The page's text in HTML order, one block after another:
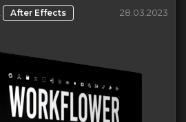
, After Effects 28.03.2023